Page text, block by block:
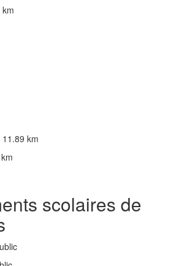
11.89 km
scolaires de